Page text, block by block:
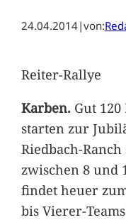
24.04.2014|von:
Reiter-Rallye
Karben.Gut 120
starten zur
Riedbach-
zwischen 8 und
findet heuer
bis Vierer-